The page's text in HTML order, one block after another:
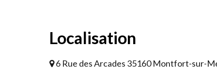
Localisation
6 Rue des Arcades 35160 Montfort-sur-